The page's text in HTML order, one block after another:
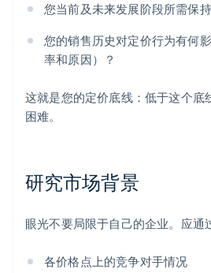
您当前及未来发展阶段所需保
您的销售历史对定价行为有何
率和原因）？
这就是您的定价底线：低于这个底
困难。
研究市场背景
眼光不要局限于自己的企业。应通
各价格点上的竞争对手情况